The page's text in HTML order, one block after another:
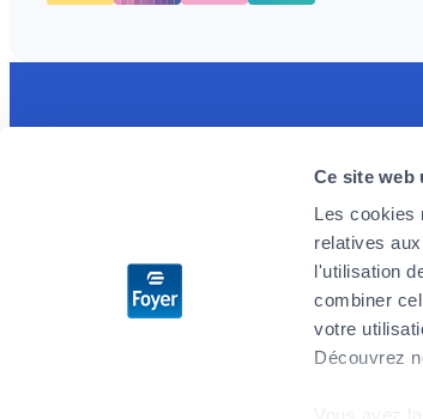
Ce site web
Les cookies
relatives
l'utilisation
combiner
votre
Découvrez
Découvrez l'application MyFoyer app
Simple et intuitive elle facilitera vos
démarches pour vos remboursements
Vous suivrez vos sinistres en temps réel et
serez rassuré par le rappel d’urgence 24h/24
– 7j/7.